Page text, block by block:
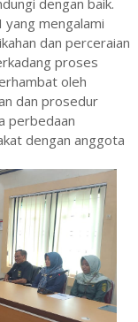
dengan baik.
yang mengalami
dan perceraian
proses
oleh
dan prosedur
perbedaan
dengan anggota